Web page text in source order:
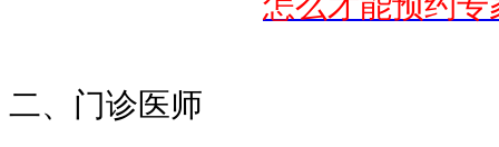
二、门诊医师